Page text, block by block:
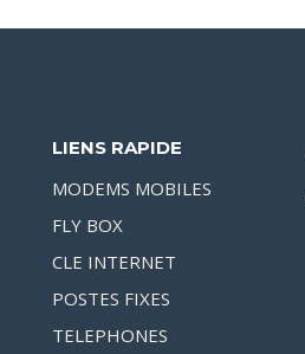
LIENS RAPIDE
MODEMS MOBILES
FLY BOX
CLE INTERNET
POSTES FIXES
TELEPHONES